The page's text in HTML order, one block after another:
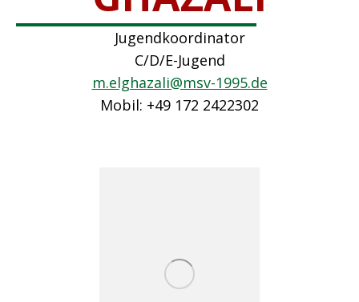
Jugendkoordinator
C/D/E-Jugend
m.elghazali@msv-1995.de
Mobil: +49 172 2422302